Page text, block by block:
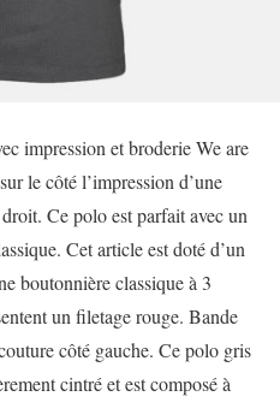
impression et broderie We are
le côté l’impression d’une
Ce polo est parfait avec un
Cet article est doté d’un
boutonnière classique à 3
un filetage rouge. Bande
côté gauche. Ce polo gris
cintré et est composé à